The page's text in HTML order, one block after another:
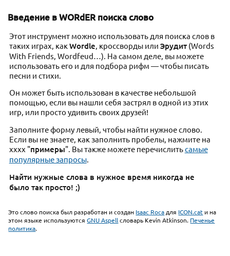
Введение в WORdER поиска слово
Этот инструмент можно использовать для поиска слов в
таких играх, какWordle , кроссворды или Эрудит(Words
With Friends, Wordfeud…). На самом деле, вы можете
использовать его и для подбора рифм — чтобы писать
песни и стихи.
Он может быть использован в качестве небольшой
помощью, если вы нашли себя застрял в одной из этих
игр, или просто удивить своих друзей!
Заполните форму левый, чтобы найти нужное слово.
Если вы не знаете, как заполнить пробелы, нажмите на
хххх "примеры". Вы также можете перечислитьсамые
популярные запросы.
Найти нужные слова в нужное время никогда не
было так просто! ;)
Это слово поиска был разработан и создан Isaac Rocaдля ICON.cat и на
этом языке используютсяGNU Aspellсловарь Kevin Atkinson. Печенье
политика.